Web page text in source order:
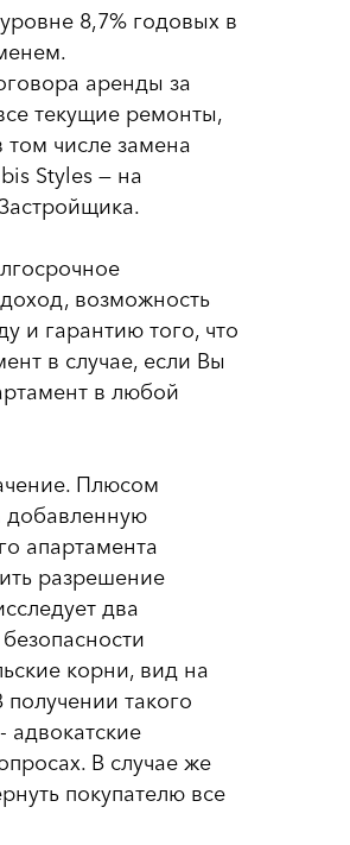
8,7% годовых в
аренды за
текущие ремонты,
числе замена
Styles — на
возможность
и гарантию того, что
в случае, если Вы
в любой
Плюсом
добавленную
апартамента
разрешение
два
корни, вид на
такого
В случае же
покупателю все